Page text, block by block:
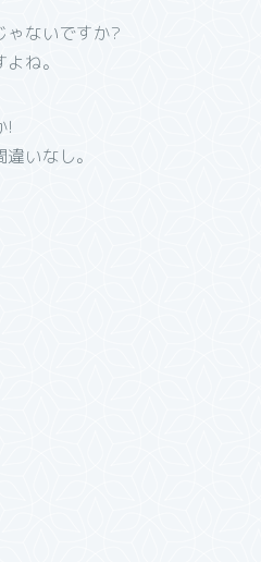
ゃないですか?
ね。
!
いなし。